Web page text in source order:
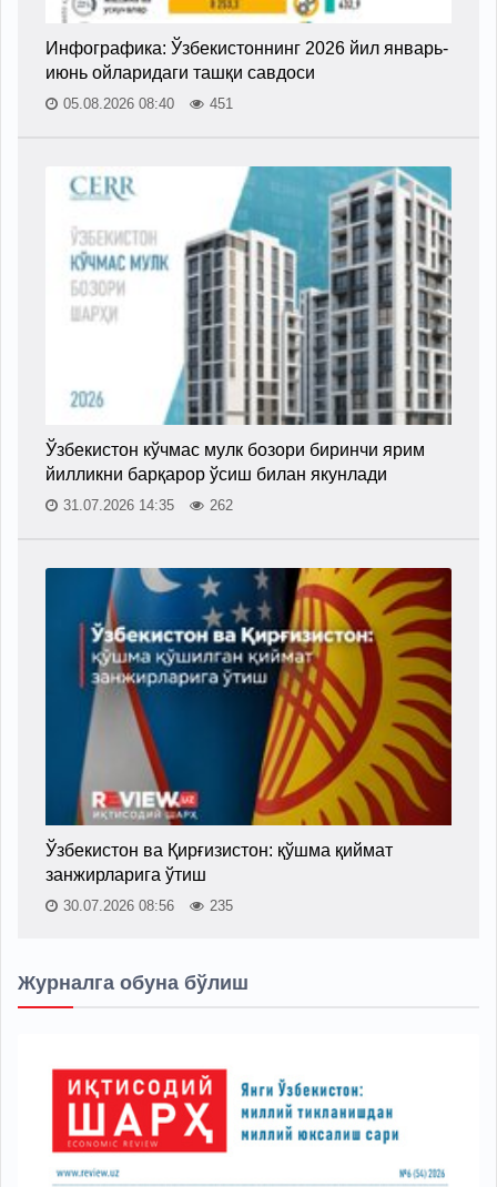
Инфографика: Ўзбекистоннинг 2026 йил январь-
июнь ойларидаги ташқи савдоси
05.08.2026 08:40 451
Ўзбекистон кўчмас мулк бозори биринчи ярим
йилликни барқарор ўсиш билан якунлади
31.07.2026 14:35 262
Ўзбекистон ва Қирғизистон: қўшма қиймат
занжирларига ўтиш
30.07.2026 08:56 235
Журналга обуна бўлиш